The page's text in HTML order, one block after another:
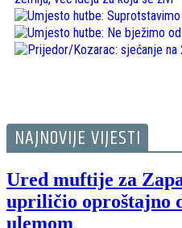
NAJNOVIJE VIJESTI
Ured muftije za
upriličio oproštajno
ulemom